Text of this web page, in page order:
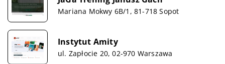
Mariana Mokwy 6B/1, 81-718 Sopot
Instytut Amity
ul. Zapłocie 20, 02-970 Warszawa